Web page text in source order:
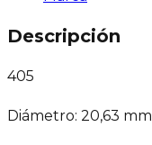
Descripción
405
Diámetro: 20,63 mm